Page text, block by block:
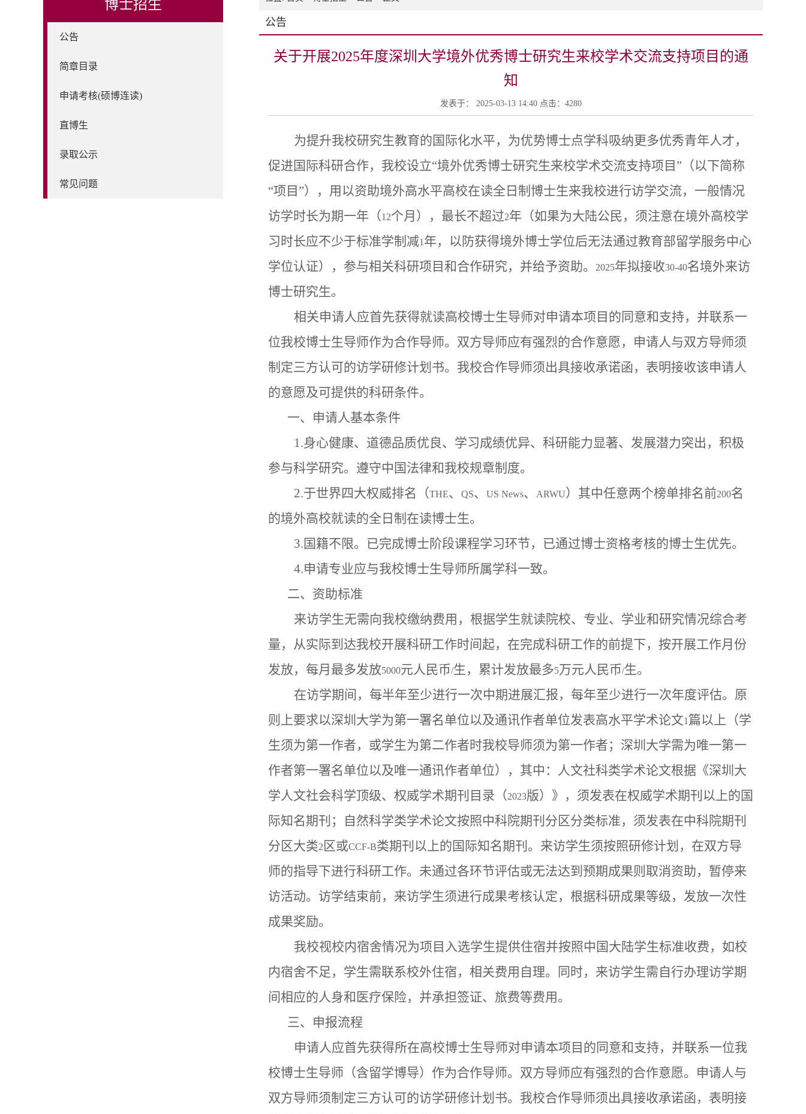
博士招生
公告
简章目录
申请考核(硕博连读)
直博生
录取公示
常见问题
公告
关于开展2025年度深圳大学境外优秀博士研究生来校学术交流支持项目的通
知
发表于： 2025-03-13 14:40 点击： 4280
为提升我校研究生教育的国际化水平，为优势博士点学科吸纳更多优秀青年人才，
促进国际科研合作，我校设立“境外优秀博士研究生来校学术交流支持项目”（以下简称
“项目”），用以资助境外高水平高校在读全日制博士生来我校进行访学交流，一般情况
访学时长为期一年（12个月），最长不超过2年（如果为大陆公民，须注意在境外高校学
习时长应不少于标准学制减1 年，以防获得境外博士学位后无法通过教育部留学服务中心
学位认证），参与相关科研项目和合作研究，并给予资助。
2025年拟接收30-40名境外来访
博士研究生。
相关申请人应首先获得就读高校博士生导师对申请本项目的同意和支持，并联系一
位我校博士生导师作为合作导师。双方导师应有强烈的合作意愿，申请人与双方导师须
制定三方认可的访学研修计划书。我校合作导师须出具接收承诺函，表明接收该申请人
的意愿及可提供的科研条件。
一、申请人基本条件
1.身心健康、道德品质优良、学习成绩优异、科研能力显著、发展潜力突出，积极
参与科学研究。遵守中国法律和我校规章制度。
2.于世界四大权威排名（THE、 QS、 US News、 ARWU）其中任意两个榜单排名前200名
的境外高校就读的全日制在读博士生。
3.国籍不限。已完成博士阶段课程学习环节，已通过博士资格考核的博士生优先。
4.申请专业应与我校博士生导师所属学科一致。
二、资助标准
来访学生无需向我校缴纳费用，根据学生就读院校、专业、学业和研究情况综合考
量，从实际到达我校开展科研工作时间起，在完成科研工作的前提下，按开展工作月份
发放，每月最多发放5000元人民币/生，累计发放最多5万元人民币/生。
在访学期间，每半年至少进行一次中期进展汇报，每年至少进行一次年度评估。原
则上要求以深圳大学为第一署名单位以及通讯作者单位发表高水平学术论文1 篇以上（学
生须为第一作者，或学生为第二作者时我校导师须为第一作者；深圳大学需为唯一第一
作者第一署名单位以及唯一通讯作者单位），其中：人文社科类学术论文根据《深圳大
学人文社会科学顶级、权威学术期刊目录（2023版）》，须发表在权威学术期刊以上的国
际知名期刊；自然科学类学术论文按照中科院期刊分区分类标准，须发表在中科院期刊
分区大类2 区或CCF-B类期刊以上的国际知名期刊。来访学生须按照研修计划，在双方导
师的指导下进行科研工作。未通过各环节评估或无法达到预期成果则取消资助，暂停来
访活动。访学结束前，来访学生须进行成果考核认定，根据科研成果等级，发放一次性
成果奖励。
我校视校内宿舍情况为项目入选学生提供住宿并按照中国大陆学生标准收费，如校
内宿舍不足，学生需联系校外住宿，相关费用自理。同时，来访学生需自行办理访学期
间相应的人身和医疗保险，并承担签证、旅费等费用。
三、申报流程
申请人应首先获得所在高校博士生导师对申请本项目的同意和支持，并联系一位我
校博士生导师（含留学博导）作为合作导师。双方导师应有强烈的合作意愿。申请人与
双方导师须制定三方认可的访学研修计划书。我校合作导师须出具接收承诺函，表明接